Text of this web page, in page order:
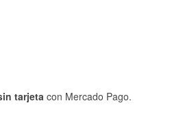
tarjeta con Mercado Pago.